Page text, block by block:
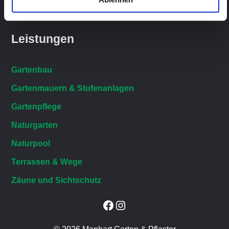
Datenschutzerklärung
Leistungen
Gartenbau
Gartenmauern & Stufenanlagen
Gartenpflege
Naturgarten
Naturpool
Terrassen & Wege
Zäune und Sichtschutz
Facebook
Instagram